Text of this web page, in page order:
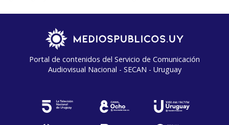
Portal de contenidos del Servicio de Comunicación
Audiovisual Nacional - SECAN - Uruguay